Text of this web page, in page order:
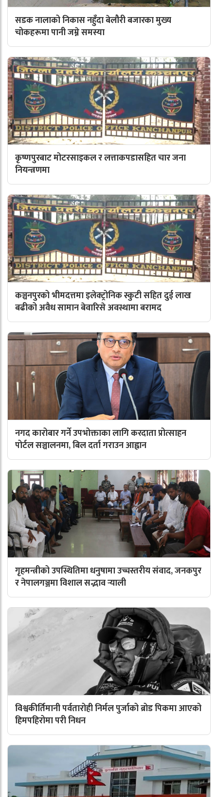
सडक नालाको निकास नहुँदा बेलौरी बजारका मुख्य
चोकहरूमा पानी जम्ने समस्या
कृष्णपुरबाट मोटरसाइकल र लत्ताकपडासहित चार जना
नियन्त्रणमा
कञ्चनपुरको भीमदत्तमा इलेक्ट्रोनिक स्कुटी सहित दुई लाख
बढीको अवैध सामान बेवारिसे अवस्थामा बरामद
नगद कारोबार गर्ने उपभोक्ताका लागि करदाता प्रोत्साहन
पोर्टल सञ्चालनमा, बिल दर्ता गराउन आह्वान
गृहमन्त्रीको उपस्थितिमा धनुषामा उच्चस्तरीय संवाद, जनकपुर
र नेपालगञ्जमा विशाल सद्भाव र्‍याली
विश्वकीर्तिमानी पर्वतारोही निर्मल पुर्जाको ब्रोड पिकमा आएको
हिमपहिरोमा परी निधन